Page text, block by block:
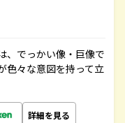
、でっかい像・巨像で
色々な意図を持って立
詳細を見る